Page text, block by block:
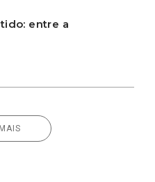
entre a